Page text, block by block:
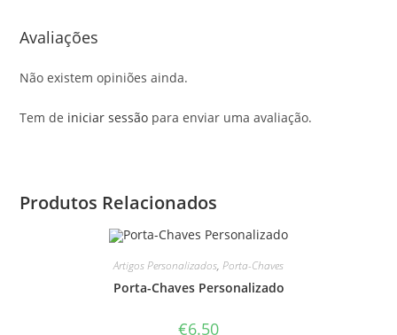
Avaliações
Não existem opiniões ainda.
Tem de iniciar sessão para enviar uma avaliação.
Produtos Relacionados
Artigos Personalizados, Porta-Chaves
Porta-Chaves Personalizado
€6.50